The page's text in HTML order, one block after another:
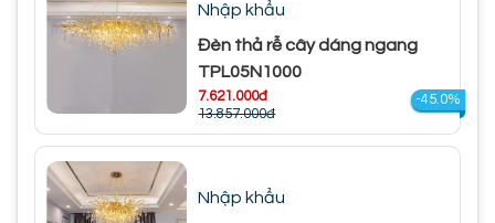
Nhập khẩu
Đèn thả rễ cây dáng ngang
TPL05N1000
7.621.000đ
13.857.000đ
-45.0%
Nhập khẩu